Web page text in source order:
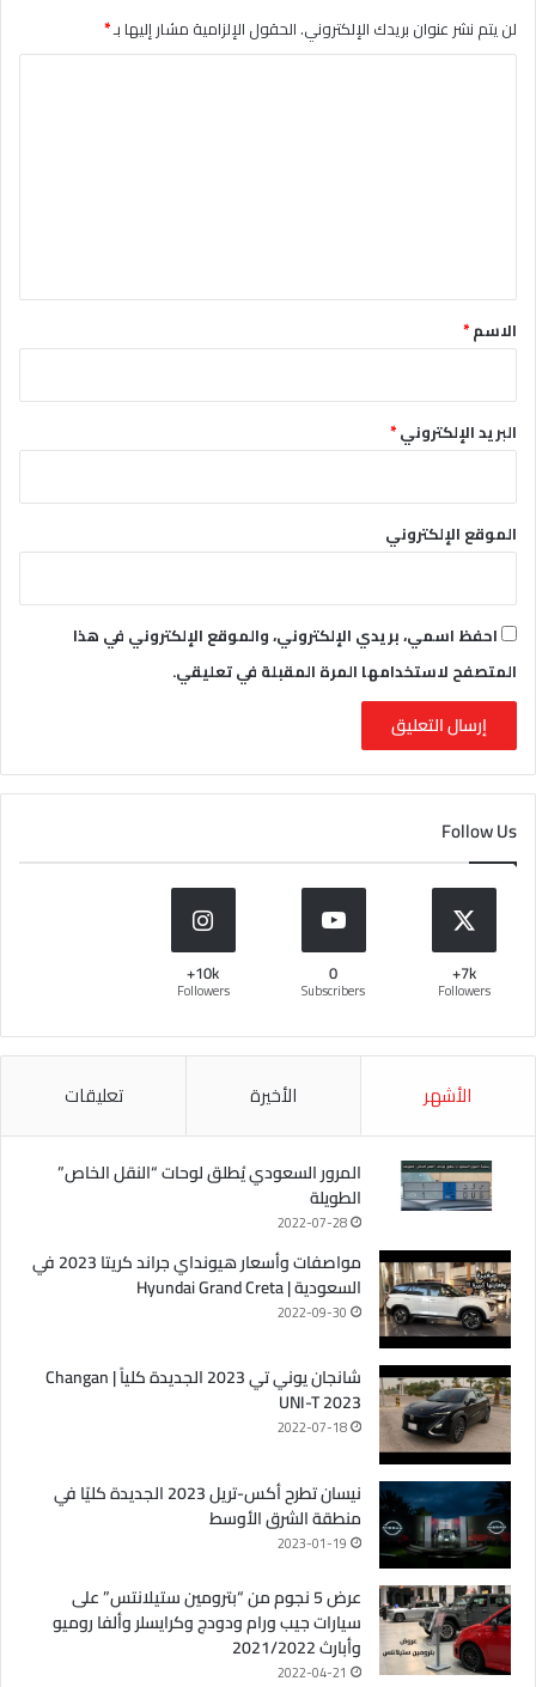
لن يتم نشر عنوان بريدك الإلكتروني.الحقول الإلزامية مشار إليها بـ*
*الاسم*
البريد الإلكتروني*
الموقع الإلكتروني
احفظ اسمي، بريدي الإلكتروني، والموقع الإلكتروني في هذا
المتصفح لاستخدامها المرة المقبلة في تعليقي.
Follow Us
7k+
Followers
0
Subscribers
10k+
Followers
الأشهر الأخيرة تعليقات
المرور السعودي يُطلق لوحات “النقل الخاص”
الطويلة
2022-07-28
مواصفات وأسعار هيونداي جراند كريتا 2023 في
السعودية | Hyundai Grand Creta
2022-09-30
شانجان يوني تي 2023 الجديدة كلياً | Changan
UNI-T 2023
2022-07-18
نيسان تطرح أكس-تريل 2023 الجديدة كليًا في
منطقة الشرق الأوسط
2023-01-19
عرض 5 نجوم من “بترومين ستيلانتس” على
سيارات جيب ورام ودودج وكرايسلر وألفا روميو
وأبارث 2021/2022
2022-04-21